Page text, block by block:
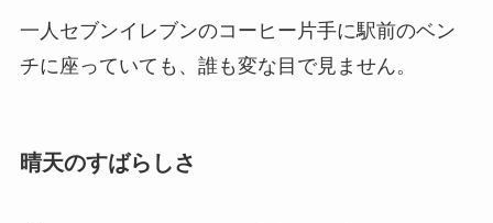
一人セブンイレブンのコーヒー片手に駅前のベン
チに座っていても、誰も変な目で見ません。
晴天のすばらしさ